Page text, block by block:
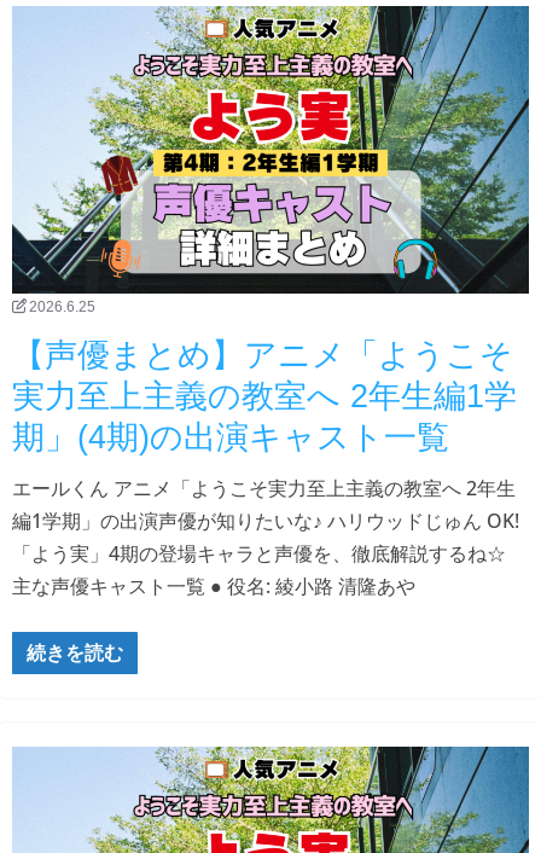
2026.6.25
【声優まとめ】アニメ「ようこそ
実力至上主義の教室へ 2年生編1学
期」(4期)の出演キャスト一覧
エールくん アニメ「ようこそ実力至上主義の教室へ 2年生
編1学期」の出演声優が知りたいな♪ ハリウッドじゅん OK!
「よう実」4期の登場キャラと声優を、徹底解説するね☆
主な声優キャスト一覧 ● 役名: 綾小路 清隆あや
続きを読む